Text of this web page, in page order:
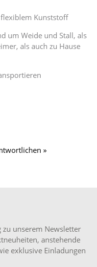
Kunststoff
um Weide und Stall, als
als auch zu Hause
»
zu unserem Newsletter
anstehende
exklusive Einladungen